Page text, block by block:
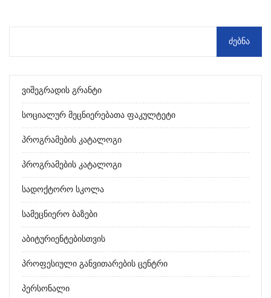
Ვიშეგრადის Გრანტი
Სოციალურ Მეცნიერებათა Ფაკულტეტი
Პროგრამების Კატალოგი
Პროგრამების Კატალოგი
Სადოქტორო Სკოლა
Სამეცნიერო Ბაზები
Აბიტურიენტებისთვის
Პროფესიული Განვითარების Ცენტრი
Პერსონალი